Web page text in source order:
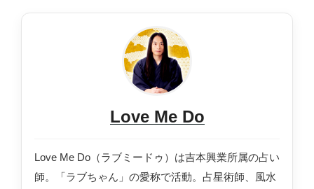
Love Me Do
Love Me Do（ラブミードゥ）は吉本興業所属の占い
師。「ラブちゃん」の愛称で活動。占星術師、風水